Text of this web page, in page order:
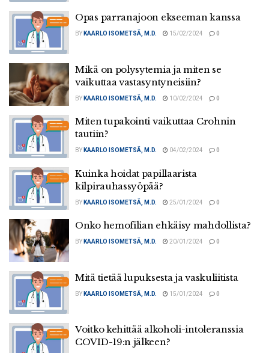
Opas parranajoon ekseeman kanssa
BY KAARLO ISOMETSÄ, M.D. 15/02/2024 0
Mikä on polysytemia ja miten se
vaikuttaa vastasyntyneisiin?
BY KAARLO ISOMETSÄ, M.D. 10/02/2024 0
Miten tupakointi vaikuttaa Crohnin
tautiin?
BY KAARLO ISOMETSÄ, M.D. 04/02/2024 0
Kuinka hoidat papillaarista
kilpirauhassyöpää?
BY KAARLO ISOMETSÄ, M.D. 25/01/2024 0
Onko hemofilian ehkäisy mahdollista?
BY KAARLO ISOMETSÄ, M.D. 20/01/2024 0
Mitä tietää lupuksesta ja vaskuliitista
BY KAARLO ISOMETSÄ, M.D. 15/01/2024 0
Voitko kehittää alkoholi-intoleranssia
COVID-19:n jälkeen?